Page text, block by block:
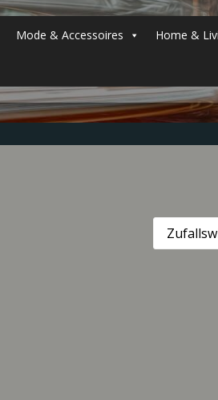
Mode & Accessoires Home &